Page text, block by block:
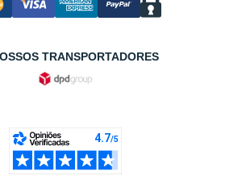
TRANSPORTADORES